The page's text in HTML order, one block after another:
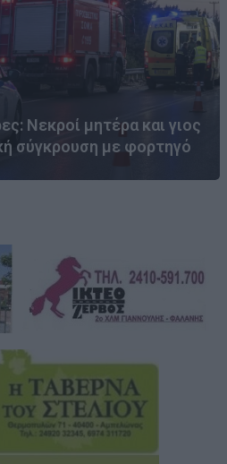
Νεκροί μητέρα και γιος
σύγκρουση με φορτηγό